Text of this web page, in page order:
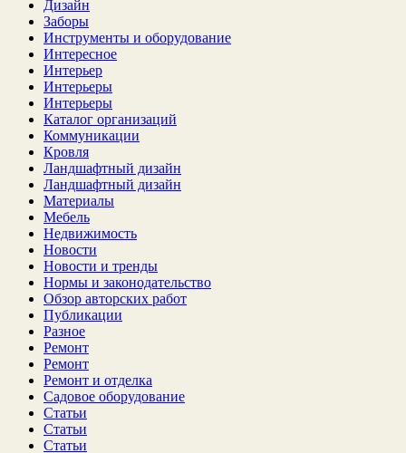
Дизайн
Заборы
Инструменты и оборудование
Интересное
Интерьер
Интерьеры
Интерьеры
Каталог организаций
Коммуникации
Кровля
Ландшафтный дизайн
Ландшафтный дизайн
Материалы
Мебель
Недвижимость
Новости
Новости и тренды
Нормы и законодательство
Обзор авторских работ
Публикации
Разное
Ремонт
Ремонт
Ремонт и отделка
Садовое оборудование
Статьи
Статьи
Статьи